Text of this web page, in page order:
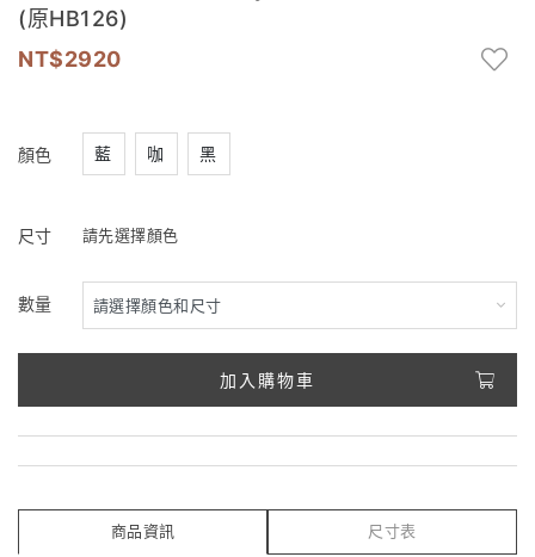
(原HB126)
2920
顏色 藍 咖 黑
尺寸 請先選擇顏色
數量
加入購物車
商品資訊 尺寸表